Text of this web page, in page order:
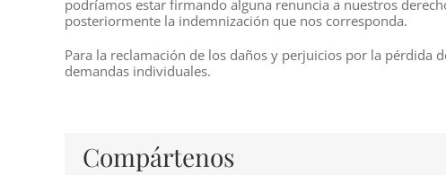
podríamos estar firmando alguna renuncia a nuestros
posteriormente la indemnización que nos corresponda.
Para la reclamación de los daños y perjuicios por la pérdida
demandas individuales.
Compártenos